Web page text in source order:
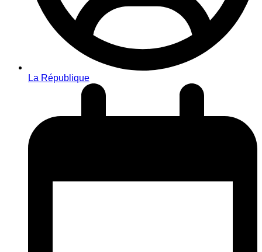
La République